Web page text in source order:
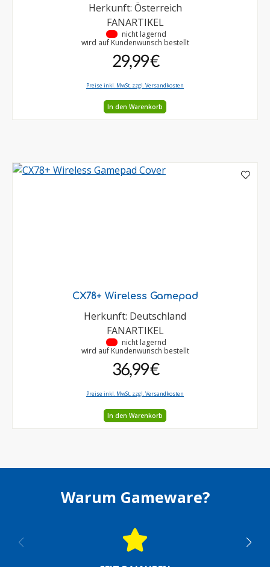
Herkunft: Österreich
FANARTIKEL
nicht lagernd
wird auf Kundenwunsch bestellt
29,99 €
Preise inkl. MwSt. zzgl. Versandkosten
In den Warenkorb
CX78+ Wireless Gamepad
Herkunft: Deutschland
FANARTIKEL
nicht lagernd
wird auf Kundenwunsch bestellt
36,99 €
Preise inkl. MwSt. zzgl. Versandkosten
In den Warenkorb
Warum Gameware?